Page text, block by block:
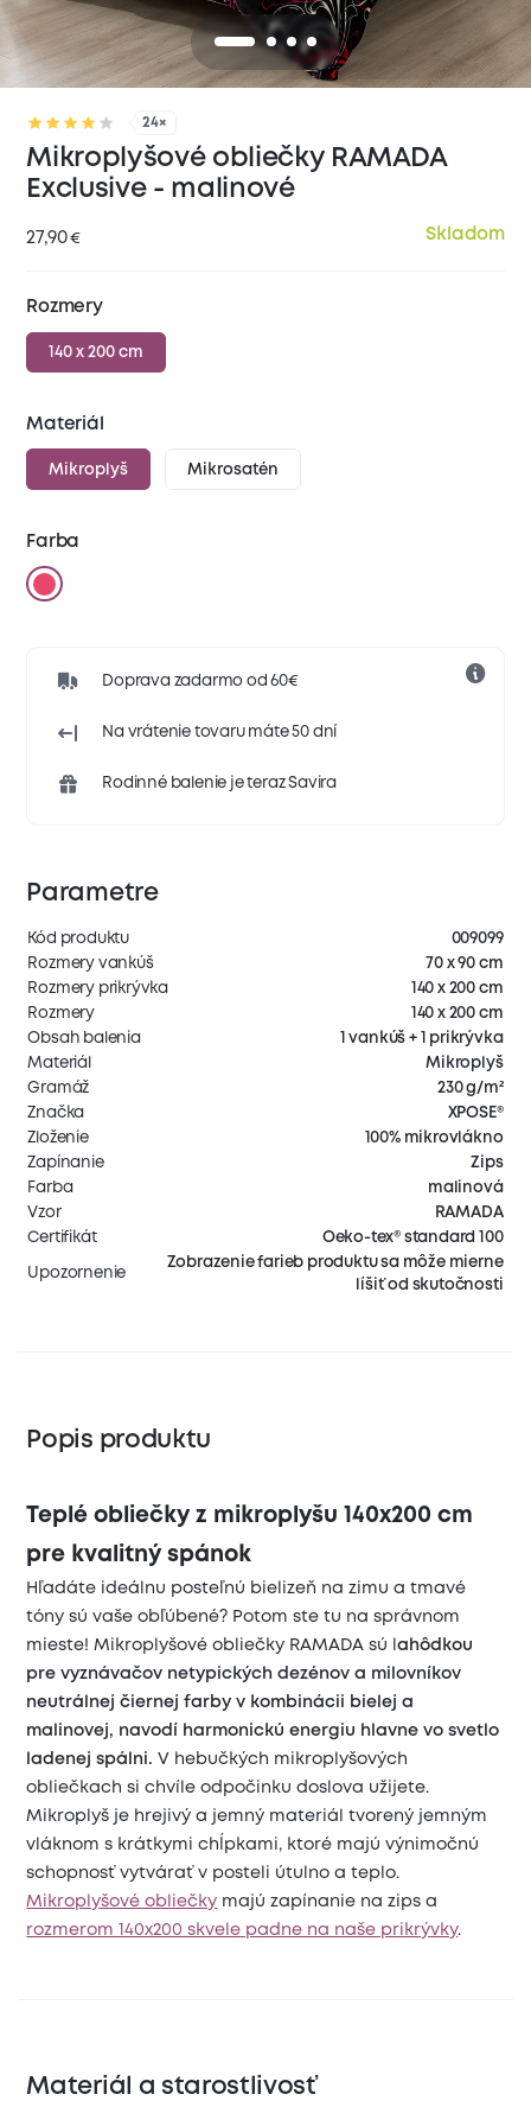
24×
Mikroplyšové obliečky RAMADA
Exclusive - malinové
27,90€ Skladom
Rozmery
140 x 200 cm
Materiál
Mikroplyš Mikrosatén
Farba
Doprava zadarmo od 60€
Na vrátenie tovaru máte 50 dní
Rodinné balenie je teraz Savira
Parametre
Kód produktu
009099
Rozmery vankúš
70 x 90 cm
Rozmery prikrývka
140 x 200 cm
Rozmery
140 x 200 cm
Obsah balenia
1 vankúš + 1 prikrývka
Materiál
Mikroplyš
Gramáž
230 g/m²
Značka
XPOSE®
Zloženie
100% mikrovlákno
Zapínanie
Zips
Farba
malinová
Vzor
RAMADA
Certifikát
Oeko-tex® standard 100
Upozornenie
Zobrazenie farieb produktu sa môže mierne
líšiť od skutočnosti
Popis produktu
Teplé obliečky z mikroplyšu 140x200 cm
pre kvalitný spánok
Hľadáte ideálnu posteľnú bielizeň na zimu a tmavé
tóny sú vaše obľúbené? Potom ste tu na správnom
mieste! Mikroplyšové obliečky RAMADA sú lahôdkou
pre vyznávačov netypických dezénov a milovníkov
neutrálnej čiernej farby v kombinácii bielej a
malinovej, navodí harmonickú energiu hlavne vo svetlo
ladenej spálni. V hebučkých mikroplyšových
obliečkach si chvíle odpočinku doslova užijete.
Mikroplyš je hrejivý a jemný materiál tvorený jemným
vláknom s krátkymi chĺpkami, ktoré majú výnimočnú
schopnosť vytvárať v posteli útulno a teplo.
Mikroplyšové obliečky majú zapínanie na zips a
rozmerom 140x200 skvele padne na naše prikrývky.
Materiál a starostlivosť